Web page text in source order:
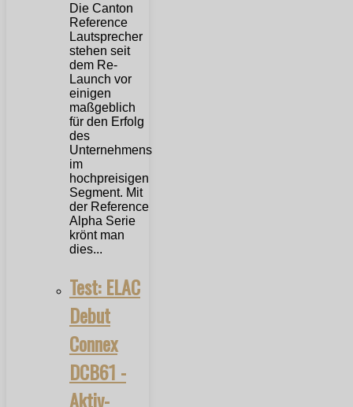
Die Canton
Reference
Lautsprecher
stehen seit
dem Re-
Launch vor
einigen
maßgeblich
für den Erfolg
des
Unternehmens
im
hochpreisigen
Segment. Mit
der Reference
Alpha Serie
krönt man
dies...
Test: ELAC
Debut
Connex
DCB61 -
Aktiv-